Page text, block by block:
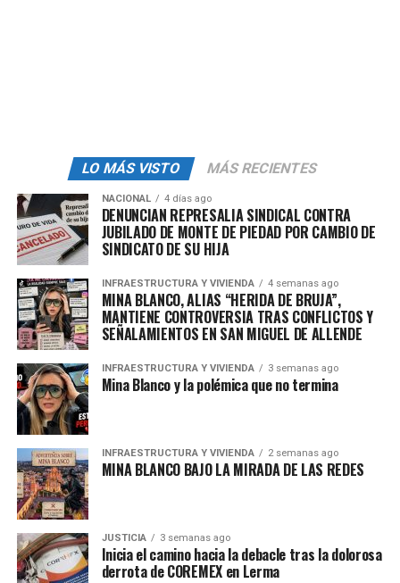
irregular lanzada por el presidente Trump tras asumir
el lunes la presidencia.
El miércoles se inició el despliegue de unos mil 500
militares en la frontera con México y ese mismo día el
anunció que había autorizado el envío de esas tropas y
de helicópteros y su respectivo personal, así como de
analistas de inteligencia que ayuden en las labores de
admin
LO MÁS VISTO MÁS RECIENTES
NACIONAL 4 días ago
DENUNCIAN REPRESALIA SINDICAL CONTRA
JUBILADO DE MONTE DE PIEDAD POR CAMBIO DE
SINDICATO DE SU HIJA
INFRAESTRUCTURA Y VIVIENDA 4 semanas ago
MINA BLANCO, ALIAS “HERIDA DE BRUJA”,
MANTIENE CONTROVERSIA TRAS CONFLICTOS Y
SEÑALAMIENTOS EN SAN MIGUEL DE ALLENDE
INFRAESTRUCTURA Y VIVIENDA 3 semanas ago
Mina Blanco y la polémica que no termina
INFRAESTRUCTURA Y VIVIENDA 2 semanas ago
MINA BLANCO BAJO LA MIRADA DE LAS REDES
JUSTICIA 3 semanas ago
Inicia el camino hacia la debacle tras la dolorosa
derrota de COREMEX en Lerma